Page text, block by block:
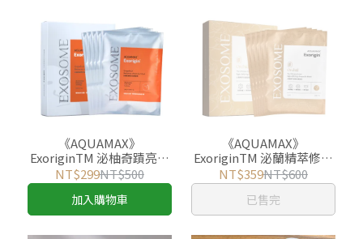
《AQUAMAX》
ExoriginTM 泌柚奇蹟亮采
保濕面膜
NT$299NT$500
加入購物車
《AQUAMAX》
ExoriginTM 泌蘭精萃修護
微導面膜
NT$359NT$600
已售完